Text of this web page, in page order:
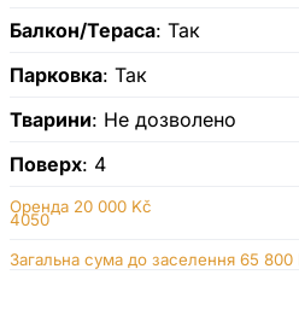
Балкон/Тераса: Так
Парковка: Так
Тварини: Не дозволено
Поверх: 4
Оренда 20 000 Kč
Загальна сума до заселення 65 800
4050